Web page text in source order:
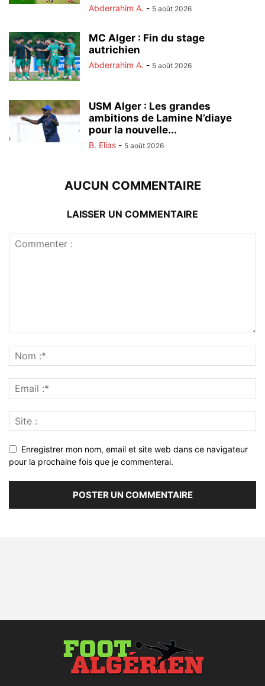
Abderrahim A. - 5 août 2026
MC Alger : Fin du stage
autrichien
Abderrahim A. - 5 août 2026
USM Alger : Les grandes
ambitions de Lamine N’diaye
pour la nouvelle...
B. Elias - 5 août 2026
AUCUN COMMENTAIRE
LAISSER UN COMMENTAIRE
Enregistrer mon nom, email et site web dans ce navigateur
pour la prochaine fois que je commenterai.